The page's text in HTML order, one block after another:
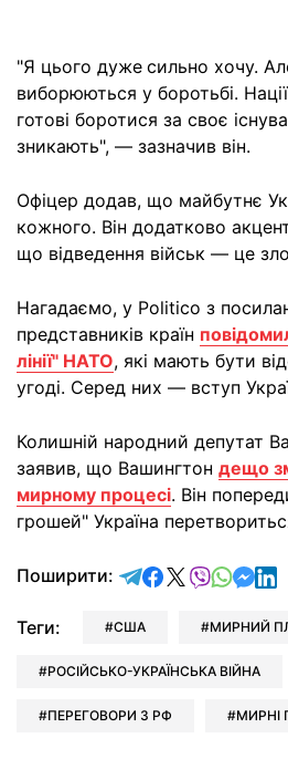
"Я цього дуже сильно хочу.
виборюються у боротьбі.
готові боротися за своє
зникають", — зазначив він.
Офіцер додав, що майбутнє
кожного. Він додатково
що відведення військ — це
Нагадаємо, у Politico з
представників країн
лінії" НАТО, які мають бути
угоді. Серед них — вступ
Колишній народний депутат
заявив, що Вашингтон дещо
мирному процесі. Він
грошей" Україна
Поширити: відправити у
поділитись у
поділитись
Теги: США МИРНИЙ
РОСІЙСЬКО-УКРАЇНСЬКА ВІЙНА
ПЕРЕГОВОРИ З РФ МИРНІ